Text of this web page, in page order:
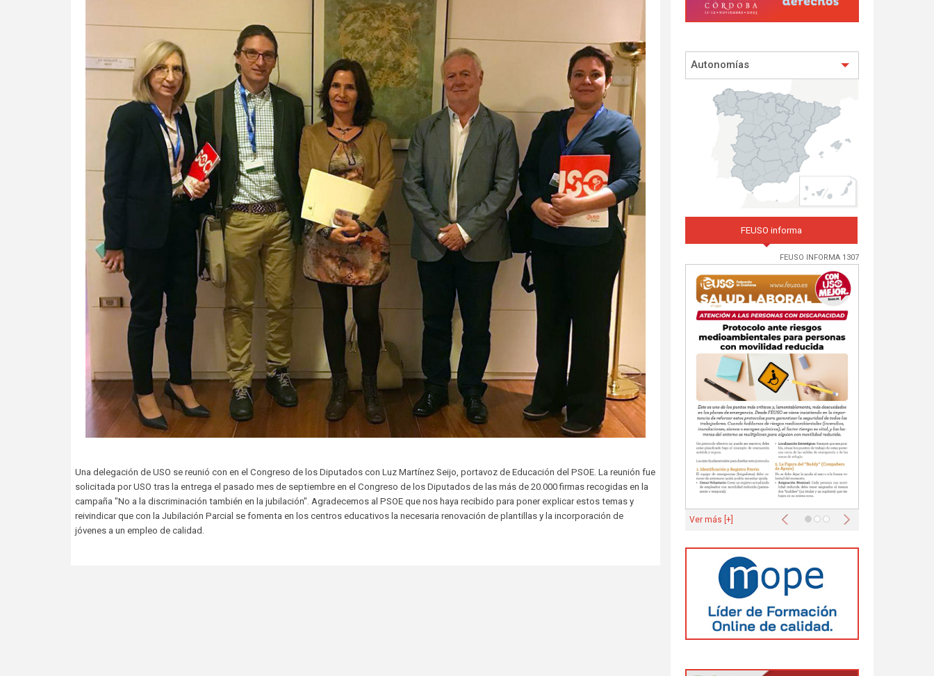
Una delegación de USO se reunió con en el Congreso de los Diputados con Luz Martínez Seijo, portavoz de Educación del PSOE. La reunión fue
solicitada por USO tras la entrega el pasado mes de septiembre en el Congreso de los Diputados de las más de 20.000 firmas recogidas en la
campaña "No a la discriminación también en la jubilación". Agradecemos al PSOE que nos haya recibido para poner explicar estos temas y
reivindicar que con la Jubilación Parcial se fomenta en los centros educativos la necesaria renovación de plantillas y la incorporación de
jóvenes a un empleo de calidad.
Autonomías
FEUSO informa
FEUSO INFORMA 1307
Anterior Siguiente
Ver más [+]